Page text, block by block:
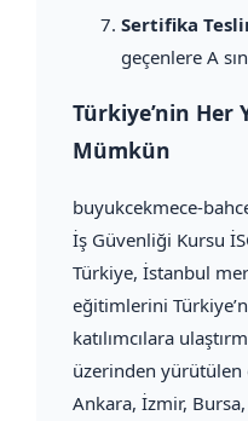
Sertifika
geçenlere A
Türkiye’nin Her
Mümkün
buyukcekmece-
İş Güvenliği Kursu
Türkiye, İstanbul
eğitimlerini
katılımcılara
üzerinden
Ankara, İzmir,